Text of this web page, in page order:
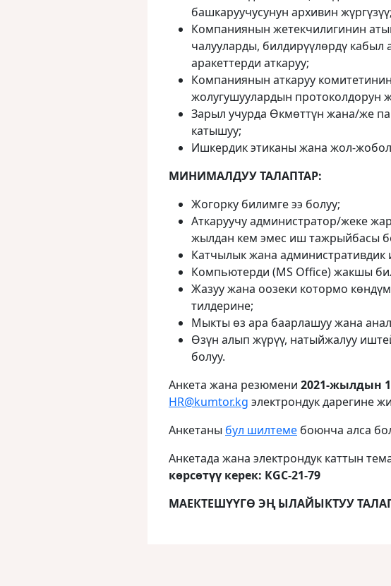
башкаруучусунун архивин жүргүзүү;
Компаниянын жетекчилигинин
чалууларды, билдирүүлөрдү
аракеттерди аткаруу;
Компаниянын аткаруу
жолугушуулардын протоколдорун
Зарыл учурда Өкмөттүн жана/же
катышуу;
Ишкердик этиканы жана жол-
МИНИМАЛДУУ ТАЛАПТАР:
Жогорку билимге ээ болуу;
Аткаруучу администратор/жеке
жылдан кем эмес иш тажрыйбасы
Катчылык жана
Компьютерди (MS Office) жакшы
Жазуу жана оозеки котормо
тилдерине;
Мыкты өз ара баарлашуу жана
Өзүн алып жүрүү, натыйжалуу
болуу.
Анкета жана резюмени 2021-жылдын
HR@kumtor.kg электрондук дарегине
Анкетаны бул шилтеме боюнча алса
Анкетада жана электрондук каттын
көрсөтүү керек: КGC-21-79
МАЕКТЕШҮҮГӨ ЭҢ ЫЛАЙЫКТУУ